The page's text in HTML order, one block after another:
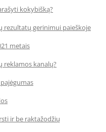
kokybišką?
rezultatų gerinimui paieškoje
metais
reklamos kanalų?
ir be raktažodžių